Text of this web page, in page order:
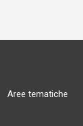
Aree tematiche